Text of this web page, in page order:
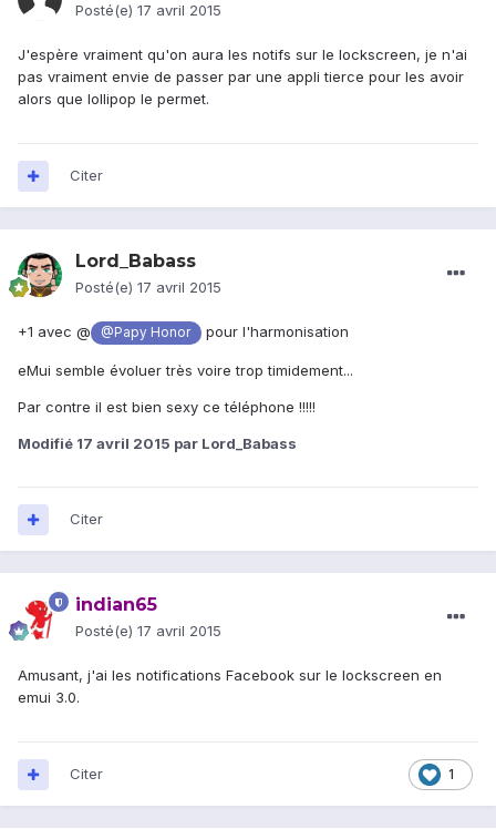
Posté(e) 17 avril 2015
J'espère vraiment qu'on aura les notifs sur le lockscreen, je n'ai
pas vraiment envie de passer par une appli tierce pour les avoir
alors que lollipop le permet.
Citer
Lord_Babass
Posté(e) 17 avril 2015
+1 avec @ @Papy Honor pour l'harmonisation
eMui semble évoluer très voire trop timidement...
Par contre il est bien sexy ce téléphone !!!!!
Modifié 17 avril 2015 par Lord_Babass
Citer
indian65
Posté(e) 17 avril 2015
Amusant, j'ai les notifications Facebook sur le lockscreen en
emui 3.0.
1
Citer